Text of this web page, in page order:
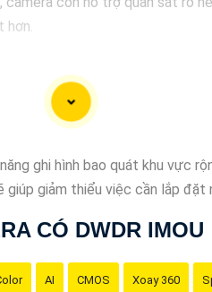
ghi hình bao quát khu vực
giảm thiểu việc cần lắp đặt
CÓ DWDR IMOU
AI CMOS Xoay 360